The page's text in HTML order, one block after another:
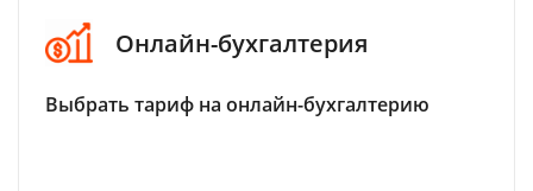
Онлайн-бухгалтерия
Выбрать тариф на онлайн-бухгалтерию